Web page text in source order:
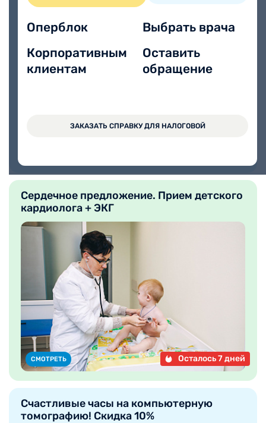
Оперблок
Корпоративным
клиентам
Выбрать врача
Оставить
обращение
ЗАКАЗАТЬ СПРАВКУ ДЛЯ НАЛОГОВОЙ
Сердечное предложение. Прием детского
кардиолога + ЭКГ
СМОТРЕТЬ Осталось 7 дней
Счастливые часы на компьютерную
томографию! Скидка 10%